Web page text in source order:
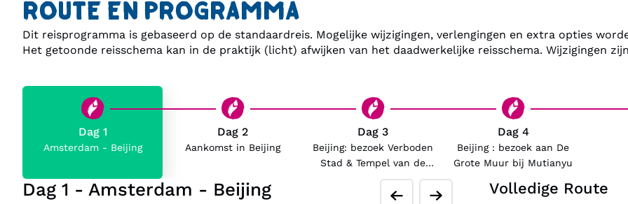
We vliegen alleen met de
met Fox begint jouw
keer met de
veel comfort omdat het
trein is kokend water
- je eigen noedels of thee
We verblijven in
buurt van de belangrijke
ROUTE EN PROGRAMMA
Dit reisprogramma is gebaseerd op de standaardreis. Mogelijke wijzigingen, verlengingen en extra opties
Het getoonde reisschema kan in de praktijk (licht) afwijken van het daadwerkelijke reisschema. Wijzigingen
Volledige Route
Dag 1
Amsterdam - Beijing
Dag 2
Aankomst in Beijing
Dag 3
Beijing: bezoek Verboden
Stad & Tempel van de
Hemel
Dag 4
Beijing : bezoek aan De
Grote Muur bij Mutianyu
Dag 1 - Amsterdam - Beijing